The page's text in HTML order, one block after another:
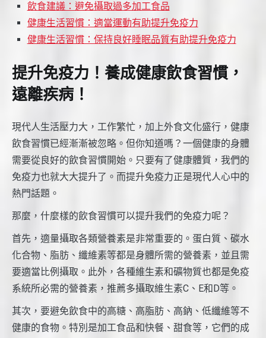
飲食建議：避免攝取過多加工食品
健康生活習慣：適當運動有助提升免疫力
健康生活習慣：保持良好睡眠品質有助提升免疫力
提升免疫力！養成健康飲食習慣，
遠離疾病！
現代人生活壓力大，工作繁忙，加上外食文化盛行，健康
飲食習慣已經漸漸被忽略。但你知道嗎？一個健康的身體
需要從良好的飲食習慣開始。只要有了健康體質，我們的
免疫力也就大大提升了。而提升免疫力正是現代人心中的
熱門話題。
那麼，什麼樣的飲食習慣可以提升我們的免疫力呢？
首先，適量攝取各類營養素是非常重要的。蛋白質、碳水
化合物、脂肪、纖維素等都是身體所需的營養素，並且需
要適當比例攝取。此外，各種維生素和礦物質也都是免疫
系統所必需的營養素，推薦多攝取維生素C、E和D等。
其次，要避免飲食中的高糖、高脂肪、高鈉、低纖維等不
健康的食物。特別是加工食品和快餐、甜食等，它們的成